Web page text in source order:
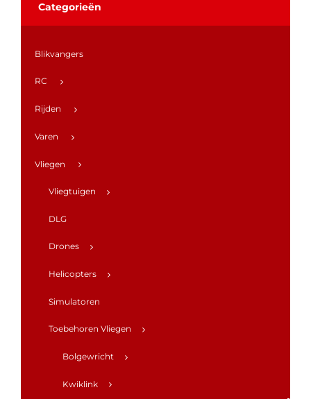
Categorieën
Blikvangers
RC
Rijden
Varen
Vliegen
Vliegtuigen
DLG
Drones
Helicopters
Simulatoren
Toebehoren Vliegen
Bolgewricht
Kwiklink